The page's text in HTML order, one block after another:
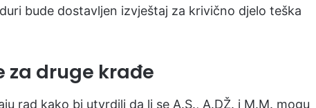
bude dostavljen izvještaj za krivično djelo teška
za druge krađe
rad kako bi utvrdili da li se A.S., A.DŽ. i M.M. mogu